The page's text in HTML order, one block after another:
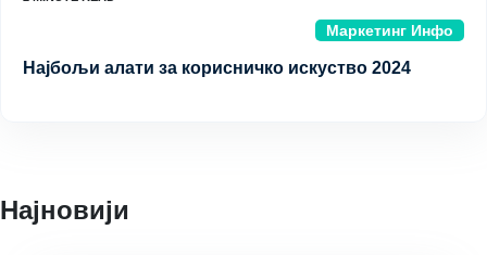
Маркетинг Инфо
Најбољи алати за корисничко искуство 2024
Најновији